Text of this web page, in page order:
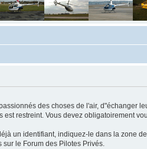
des choses de l'air, d"échanger
restreint. Vous devez obligatoirement
un identifiant, indiquez-le dans la zone
le Forum des Pilotes Privés.